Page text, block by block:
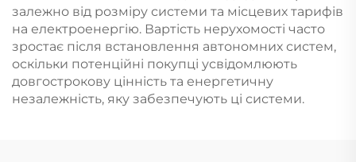
залежно від розміру системи та місцевих тарифів
на електроенергію. Вартість нерухомості часто
зростає після встановлення автономних систем,
оскільки потенційні покупці усвідомлюють
довгострокову цінність та енергетичну
незалежність, яку забезпечують ці системи.